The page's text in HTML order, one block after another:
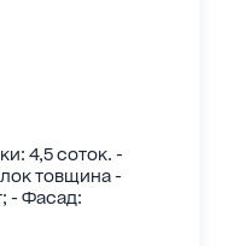
4,5 соток. -
товщина -
- Фасад: